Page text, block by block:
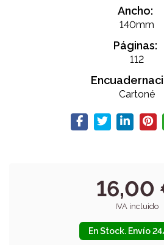
Ancho:
140mm
Páginas:
112
Cartoné
16,00
IVA incluido
En Stock. Envío